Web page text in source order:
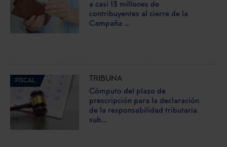
a casi 13 millones de
contribuyentes al cierre de la
Campaña ...
FISCAL
TRIBUNA
Cómputo del plazo de
prescripción para la declaración
de la responsabilidad tributaria
sub...